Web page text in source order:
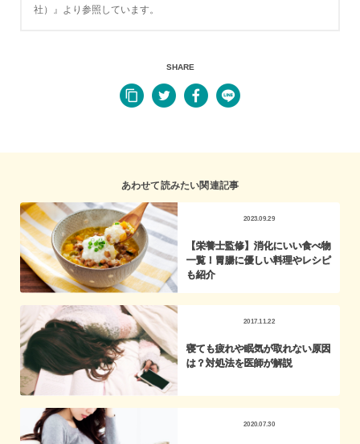
社）』より参照しています。
SHARE
あわせて読みたい関連記事
2023.09.29
【栄養士監修】消化にいい食べ物
一覧！胃腸に優しい料理やレシピ
も紹介
2017.11.22
寝ても疲れや眠気が取れない原因
は？対処法を医師が解説
2020.07.30